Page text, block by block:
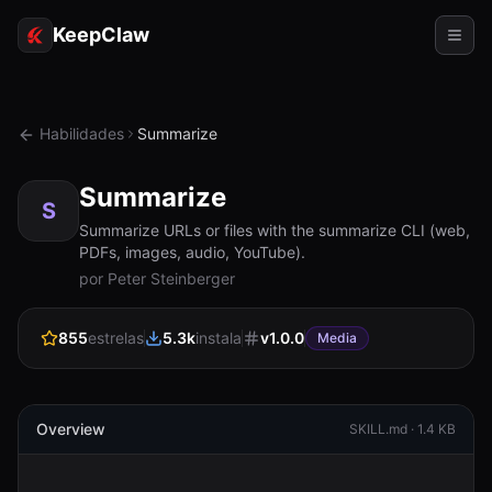
KeepClaw
Acesso ao token
Casos de uso
Preços
RECURSOS
Documentação
Habilidades Summarize
S Summarize
Summarize URLs or files with the summarize CLI (web,
PDFs, images, audio, YouTube).
por Peter Steinberger
855estrelas 5.3kinstala v1.0.0 Media
Overview SKILL.md · 1.4 KB